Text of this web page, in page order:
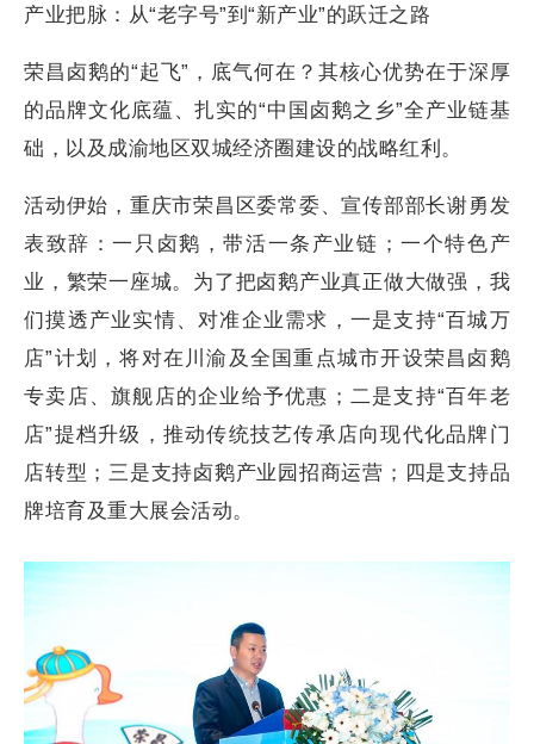
产业把脉：从“老字号”到“新产业”的跃迁之路
荣昌卤鹅的“起飞”，底气何在？其核心优势在于深厚
的品牌文化底蕴、扎实的“中国卤鹅之乡”全产业链基
础，以及成渝地区双城经济圈建设的战略红利。
活动伊始，重庆市荣昌区委常委、宣传部部长谢勇发
表致辞：一只卤鹅，带活一条产业链；一个特色产
业，繁荣一座城。为了把卤鹅产业真正做大做强，我
们摸透产业实情、对准企业需求，一是支持“百城万
店”计划，将对在川渝及全国重点城市开设荣昌卤鹅
专卖店、旗舰店的企业给予优惠；二是支持“百年老
店”提档升级，推动传统技艺传承店向现代化品牌门
店转型；三是支持卤鹅产业园招商运营；四是支持品
牌培育及重大展会活动。